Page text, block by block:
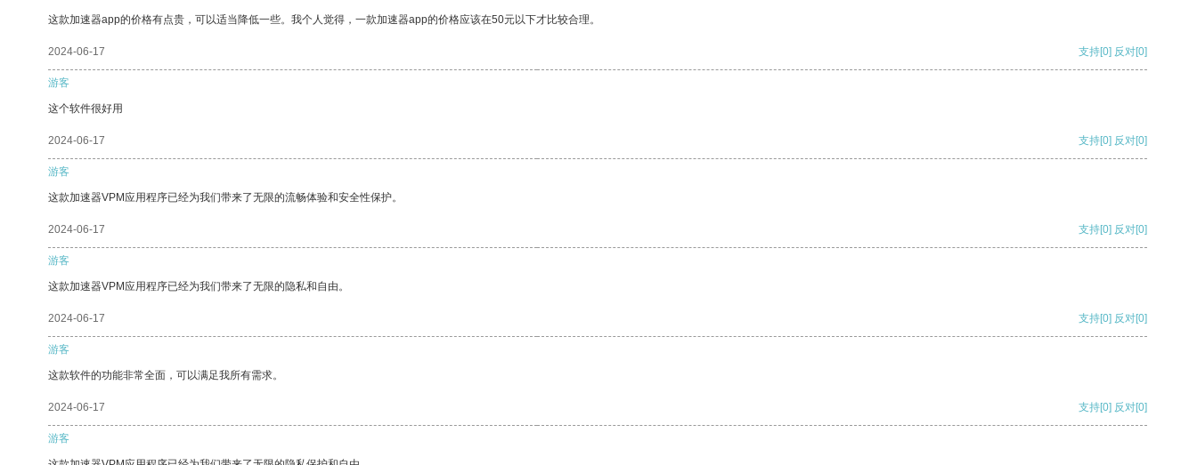
这款加速器app的价格有点贵，可以适当降低一些。我个人觉得，一款加速器app的价格应该在50元以下才比较合理。
2024-06-17 支持[0] 反对[0]
游客
这个软件很好用
2024-06-17 支持[0] 反对[0]
游客
这款加速器VPM应用程序已经为我们带来了无限的流畅体验和安全性保护。
2024-06-17 支持[0] 反对[0]
游客
这款加速器VPM应用程序已经为我们带来了无限的隐私和自由。
2024-06-17 支持[0] 反对[0]
游客
这款软件的功能非常全面，可以满足我所有需求。
2024-06-17 支持[0] 反对[0]
游客